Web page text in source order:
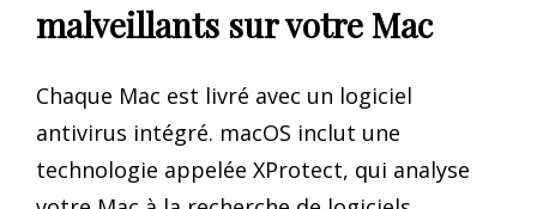
malveillants sur votre Mac
Chaque Mac est livré avec un logiciel
antivirus intégré. macOS inclut une
technologie appelée XProtect, qui analyse